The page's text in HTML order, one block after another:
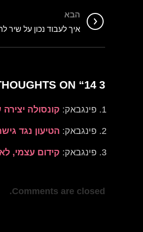
הבא
איך לעבוד נכון על שיר
3 THOUGHTS ON “ 14 דרכים להפוך יצירה משותפת ליעילה וכיפית!
פינגבאק: קונסולה יצירה של 50 יוצרים ויוצרות | שניר להב -
פינגבאק: הטיעון נגד
פינגבאק: קידום עצמי,
Comments are closed.